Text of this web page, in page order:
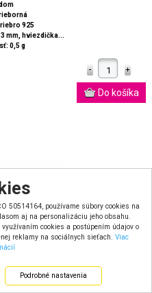
50514164, používame súbory cookies na
aj na personalizáciu jeho obsahu.
cookies a postúpením údajov o
reklamy na sociálnych sieťach. Viac
Podrobné nastavenia
925
mm, hviezdička...
0,5 g